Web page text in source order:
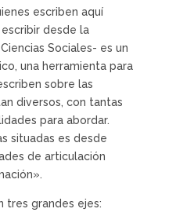
escriben aquí
desde la
Sociales- es un
una herramienta para
sobre las
diversos, con tantas
para abordar.
situadas es desde
de articulación
tres grandes ejes: